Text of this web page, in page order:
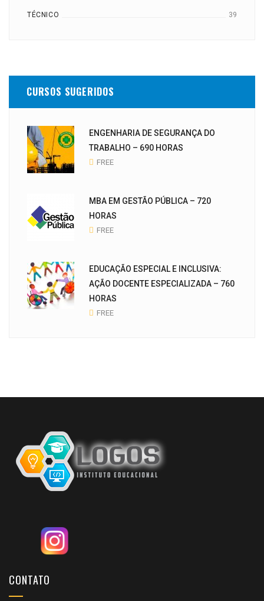
TÉCNICO 39
CURSOS SUGERIDOS
ENGENHARIA DE SEGURANÇA DO
TRABALHO – 690 HORAS
FREE
MBA EM GESTÃO PÚBLICA – 720
HORAS
FREE
EDUCAÇÃO ESPECIAL E INCLUSIVA:
AÇÃO DOCENTE ESPECIALIZADA – 760
HORAS
FREE
CONTATO